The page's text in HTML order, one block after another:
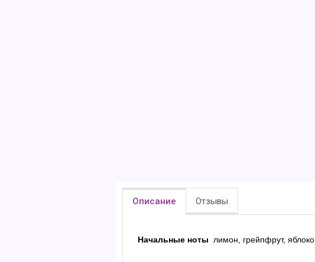
Описание Отзывы
Начальные ноты лимон, грейпфрут, яблоко